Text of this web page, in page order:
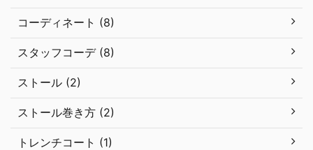
コーディネート (8)
スタッフコーデ (8)
ストール (2)
ストール巻き方 (2)
トレンチコート (1)